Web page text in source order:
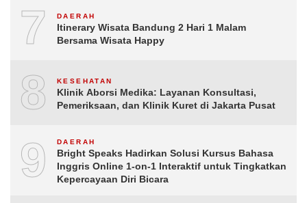
7 DAERAH
Itinerary Wisata Bandung 2 Hari 1 Malam
Bersama Wisata Happy
8 KESEHATAN
Klinik Aborsi Medika: Layanan Konsultasi,
Pemeriksaan, dan Klinik Kuret di Jakarta Pusat
9 DAERAH
Bright Speaks Hadirkan Solusi Kursus Bahasa
Inggris Online 1-on-1 Interaktif untuk Tingkatkan
Kepercayaan Diri Bicara